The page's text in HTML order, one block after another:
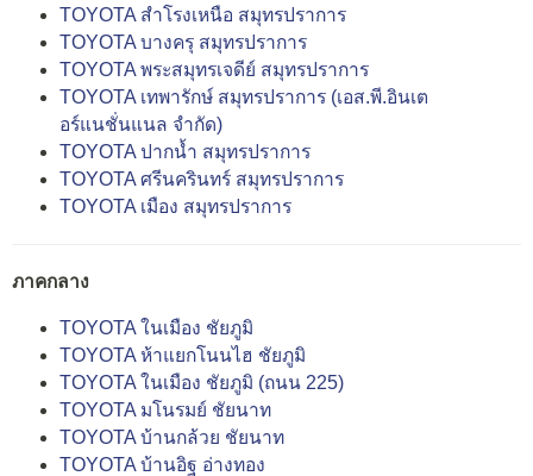
TOYOTA สำโรงเหนือ สมุทรปราการ
TOYOTA บางครุ สมุทรปราการ
TOYOTA พระสมุทรเจดีย์ สมุทรปราการ
TOYOTA เทพารักษ์ สมุทรปราการ (เอส.พี.อินเต
อร์แนชั่นแนล จำกัด)
TOYOTA ปากน้ำ สมุทรปราการ
TOYOTA ศรีนครินทร์ สมุทรปราการ
TOYOTA เมือง สมุทรปราการ
ภาคกลาง
TOYOTA ในเมือง ชัยภูมิ
TOYOTA ห้าแยกโนนไฮ ชัยภูมิ
TOYOTA ในเมือง ชัยภูมิ (ถนน 225)
TOYOTA มโนรมย์ ชัยนาท
TOYOTA บ้านกล้วย ชัยนาท
TOYOTA บ้านอิฐ อ่างทอง